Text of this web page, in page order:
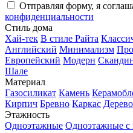
Отправляя форму, я
конфиденциальности
Стиль дома
Хай-тек В стиле Райта
Английский Минимализм
Европейский Модерн
Шале
Материал
Газосиликат Камень
Кирпич Бревно Каркас Дерево
Этажность
Одноэтажные Одноэтажные с